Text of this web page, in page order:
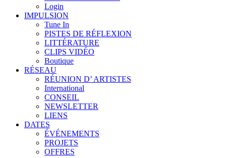
Login
IMPULSION
Tune In
PISTES DE RÉFLEXION
LITTÉRATURE
CLIPS VIDÉO
Boutique
RÉSEAU
RÉUNION D’ ARTISTES
International
CONSEIL
NEWSLETTER
LIENS
DATES
ÉVÉNEMENTS
PROJETS
OFFRES